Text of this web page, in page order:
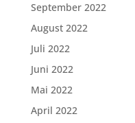
September 2022
August 2022
Juli 2022
Juni 2022
Mai 2022
April 2022